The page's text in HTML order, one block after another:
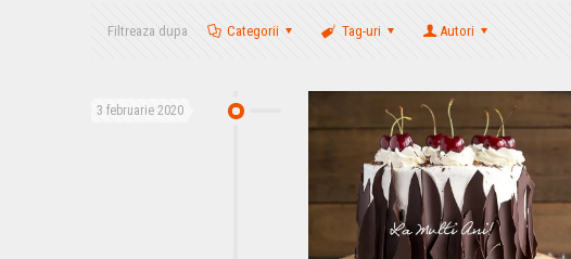
Filtreaza dupa Categorii Tag-uri Autori
3 februarie 2020